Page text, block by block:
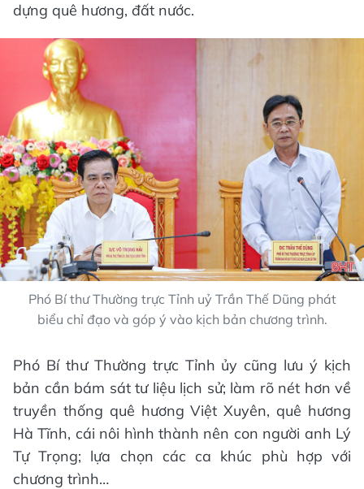
dựng quê hương, đất nước.
Phó Bí thư Thường trực Tỉnh uỷ Trần Thế Dũng phát
biểu chỉ đạo và góp ý vào kịch bản chương trình.
Phó Bí thư Thường trực Tỉnh ủy cũng lưu ý kịch
bản cần bám sát tư liệu lịch sử; làm rõ nét hơn về
truyền thống quê hương Việt Xuyên, quê hương
Hà Tĩnh, cái nôi hình thành nên con người anh Lý
Tự Trọng; lựa chọn các ca khúc phù hợp với
chương trình…